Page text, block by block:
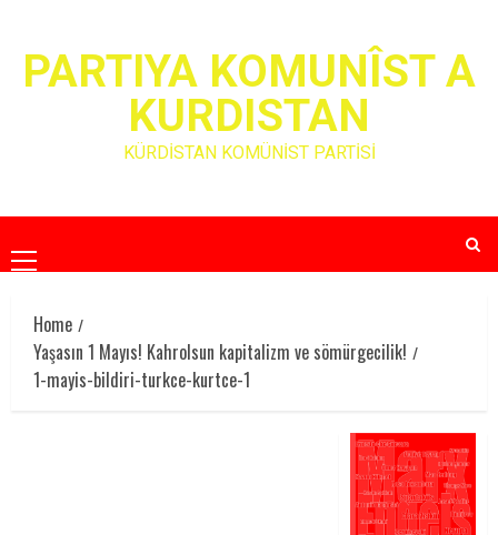
contentPARTIYA KOMUNÎST A
KURDISTAN
KÜRDİSTAN KOMÜNİST PARTİSİ
Primary
Menu
Home
Yaşasın 1 Mayıs! Kahrolsun kapitalizm ve sömürgecilik!
1-mayis-bildiri-turkce-kurtce-1